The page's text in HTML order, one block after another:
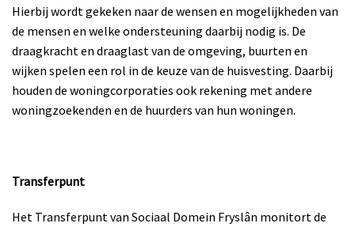
Hierbij wordt gekeken naar de wensen en mogelijkheden van
de mensen en welke ondersteuning daarbij nodig is. De
draagkracht en draaglast van de omgeving, buurten en
wijken spelen een rol in de keuze van de huisvesting. Daarbij
houden de woningcorporaties ook rekening met andere
woningzoekenden en de huurders van hun woningen.
Transferpunt
Het Transferpunt van Sociaal Domein Fryslân monitort de